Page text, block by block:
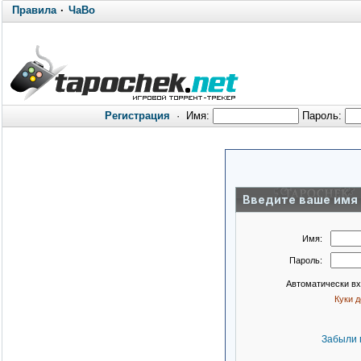
Правила· ЧаВо
Регистрация · Имя: Пароль:
Введите ваше имя
Имя:
Пароль:
Автоматически
Куки
Забыли